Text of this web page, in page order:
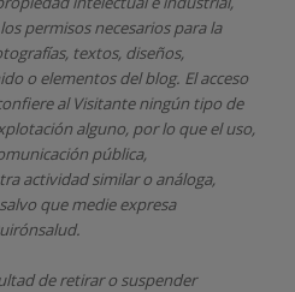
permisos necesarios para la
textos, diseños,
o elementos del blog. El acceso
al Visitante ningún tipo de
alguno, por lo que el uso,
pública,
actividad similar o análoga,
que medie expresa
de retirar o suspender